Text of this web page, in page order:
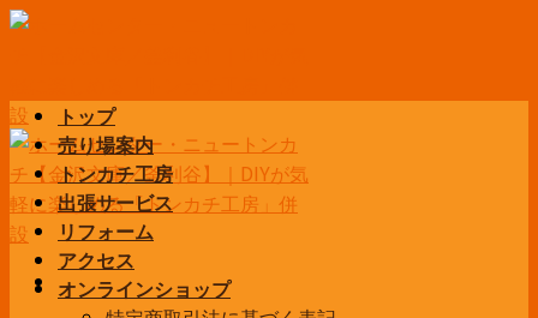
Skip
トップ
売り場案内
トンカチ工房
出張サービス
リフォーム
アクセス
オンラインショップ